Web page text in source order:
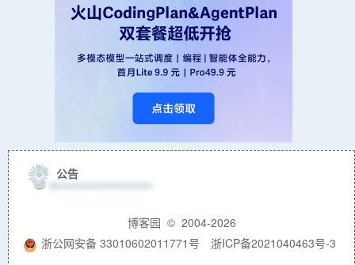
公告
博客园 © 2004-2026
浙公网安备 33010602011771号
浙ICP备2021040463号-3